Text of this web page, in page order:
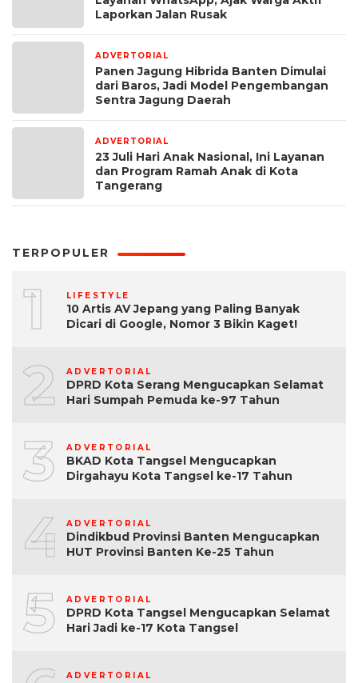
Laporkan Jalan Rusak
ADVERTORIAL
Panen Jagung Hibrida Banten Dimulai
dari Baros, Jadi Model Pengembangan
Sentra Jagung Daerah
ADVERTORIAL
23 Juli Hari Anak Nasional, Ini Layanan
dan Program Ramah Anak di Kota
Tangerang
TERPOPULER
1 LIFESTYLE
10 Artis AV Jepang yang Paling Banyak
Dicari di Google, Nomor 3 Bikin Kaget!
2 ADVERTORIAL
DPRD Kota Serang Mengucapkan Selamat
Hari Sumpah Pemuda ke-97 Tahun
3 ADVERTORIAL
BKAD Kota Tangsel Mengucapkan
Dirgahayu Kota Tangsel ke-17 Tahun
4 ADVERTORIAL
Dindikbud Provinsi Banten Mengucapkan
HUT Provinsi Banten Ke-25 Tahun
5 ADVERTORIAL
DPRD Kota Tangsel Mengucapkan Selamat
Hari Jadi ke-17 Kota Tangsel
ADVERTORIAL